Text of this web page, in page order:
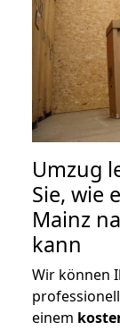
Umzug
Sie, wie
Mainz
kann
Wir können
einem